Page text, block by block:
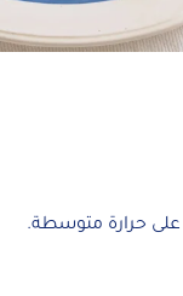
حرارة متوسطة.